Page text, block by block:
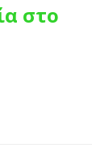
στο